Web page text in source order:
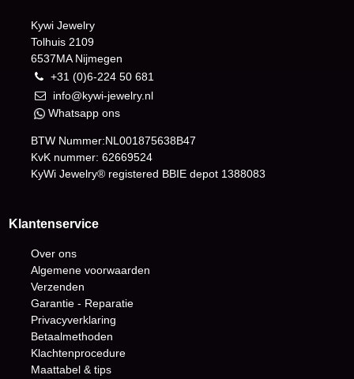
Kywi Jewelry
Tolhuis 2109
6537MA Nijmegen
+31 (0)6-224 50 681
info@kywi-jewelry.nl
Whatsapp ons
BTW Nummer:NL001875638B47
KvK nummer: 62669524
KyWi Jewelry® registered BBIE depot 1388083
Klantenservice
Over ons
Algemene voorwaarden
Verzenden
Garantie - Reparatie
Privacyverklaring
Betaalmethoden
Klachtenprocedure
Maattabel & tips